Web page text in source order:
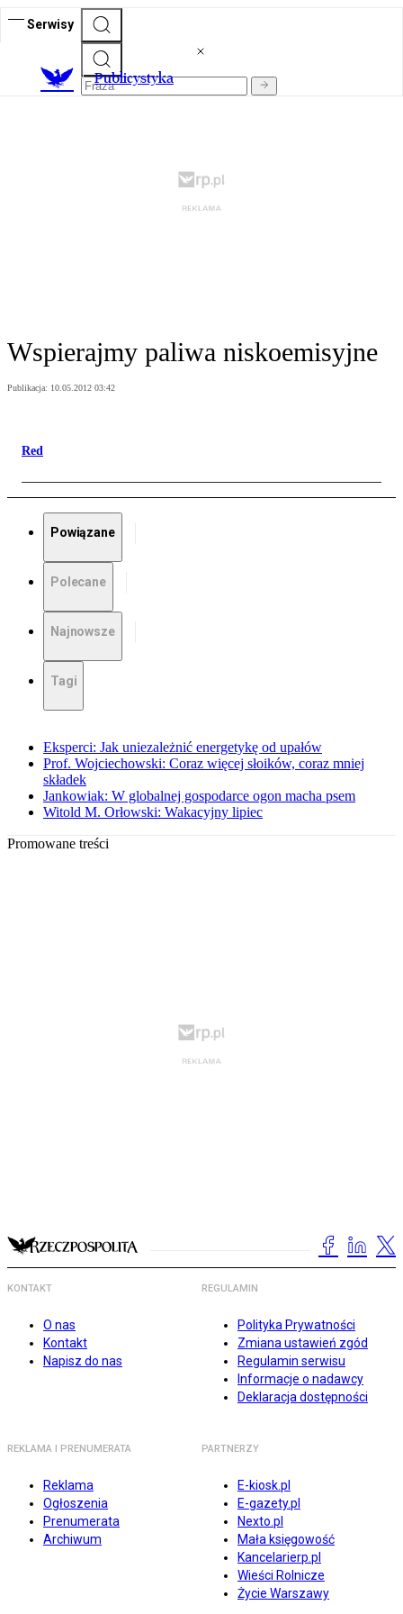
Serwisy
Publicystyka
Wspierajmy paliwa niskoemisyjne
Publikacja: 10.05.2012 03:42
Red
Powiązane
Polecane
Najnowsze
Tagi
Eksperci: Jak uniezależnić energetykę od upałów
Prof. Wojciechowski: Coraz więcej słoików, coraz mniej
składek
Jankowiak: W globalnej gospodarce ogon macha psem
Witold M. Orłowski: Wakacyjny lipiec
Promowane treści
KONTAKT
O nas
Kontakt
Napisz do nas
REGULAMIN
Polityka Prywatności
Zmiana ustawień zgód
Regulamin serwisu
Informacje o nadawcy
Deklaracja dostępności
REKLAMA I PRENUMERATA
Reklama
Ogłoszenia
Prenumerata
Archiwum
PARTNERZY
E-kiosk.pl
E-gazety.pl
Nexto.pl
Mała księgowość
Kancelarierp.pl
Wieści Rolnicze
Życie Warszawy